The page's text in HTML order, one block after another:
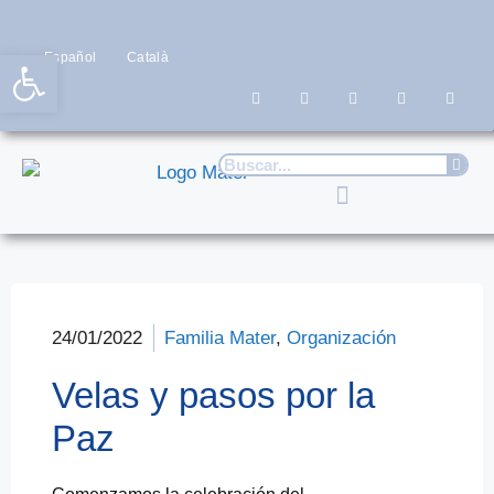
Español Català
24/01/2022 Familia Mater, Organización
Velas y pasos por la
Paz
Abrir barra de herramientas